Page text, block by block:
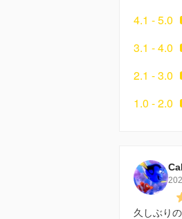
4.1 - 5.0
3.1 - 4.0
2.1 - 3.0
1.0 - 2.0
久しぶり